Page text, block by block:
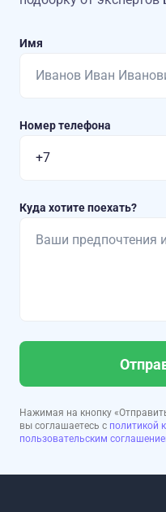
Имя
Номер телефона
Куда хотите поехать?
Нажимая на кнопку
вы соглашаетесь с политикой
пользовательским